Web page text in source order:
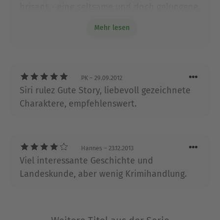
Chumphon, Thailand. Seine in Laos angesiedelte
Ausblenden
Mehr lesen
PK – 29.09.2012
Siri rulez Gute Story, liebevoll gezeichnete
Charaktere, empfehlenswert.
Hannes – 23.12.2013
Viel interessante Geschichte und
Landeskunde, aber wenig Krimihandlung.